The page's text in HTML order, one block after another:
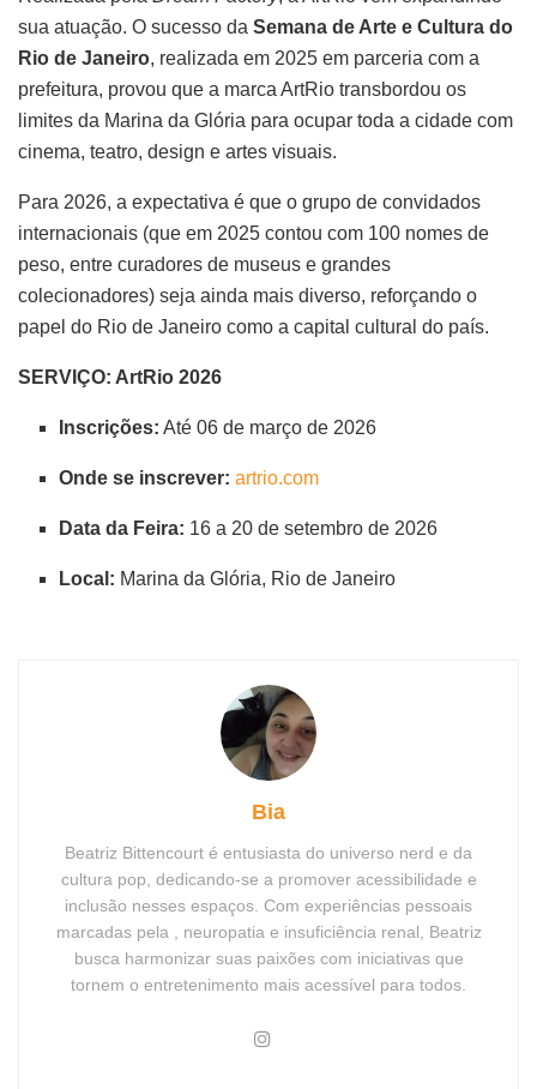
sua atuação. O sucesso da Semana de Arte e Cultura do
Rio de Janeiro, realizada em 2025 em parceria com a
prefeitura, provou que a marca ArtRio transbordou os
limites da Marina da Glória para ocupar toda a cidade com
cinema, teatro, design e artes visuais.
Para 2026, a expectativa é que o grupo de convidados
internacionais (que em 2025 contou com 100 nomes de
peso, entre curadores de museus e grandes
colecionadores) seja ainda mais diverso, reforçando o
papel do Rio de Janeiro como a capital cultural do país.
SERVIÇO: ArtRio 2026
Inscrições: Até 06 de março de 2026
Onde se inscrever: artrio.com
Data da Feira: 16 a 20 de setembro de 2026
Local: Marina da Glória, Rio de Janeiro
Bia
Beatriz Bittencourt é entusiasta do universo nerd e da
cultura pop, dedicando-se a promover acessibilidade e
inclusão nesses espaços. Com experiências pessoais
marcadas pela , neuropatia e insuficiência renal, Beatriz
busca harmonizar suas paixões com iniciativas que
tornem o entretenimento mais acessível para todos.